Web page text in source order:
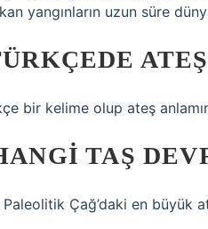
yangınların uzun süre
bir kelime olup ateş
TAŞ
Paleolitik Çağ’daki en büyük